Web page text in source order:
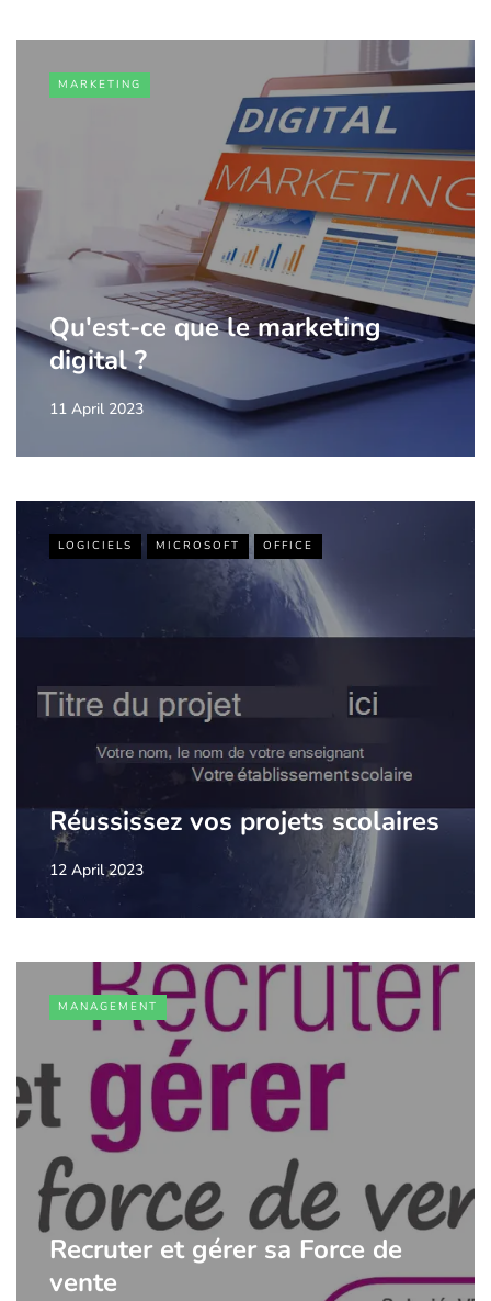
MARKETING
Qu'est-ce que le marketing
digital ?
11 April 2023
LOGICIELS MICROSOFT OFFICE
Réussissez vos projets scolaires
12 April 2023
MANAGEMENT
Recruter et gérer sa Force de
vente